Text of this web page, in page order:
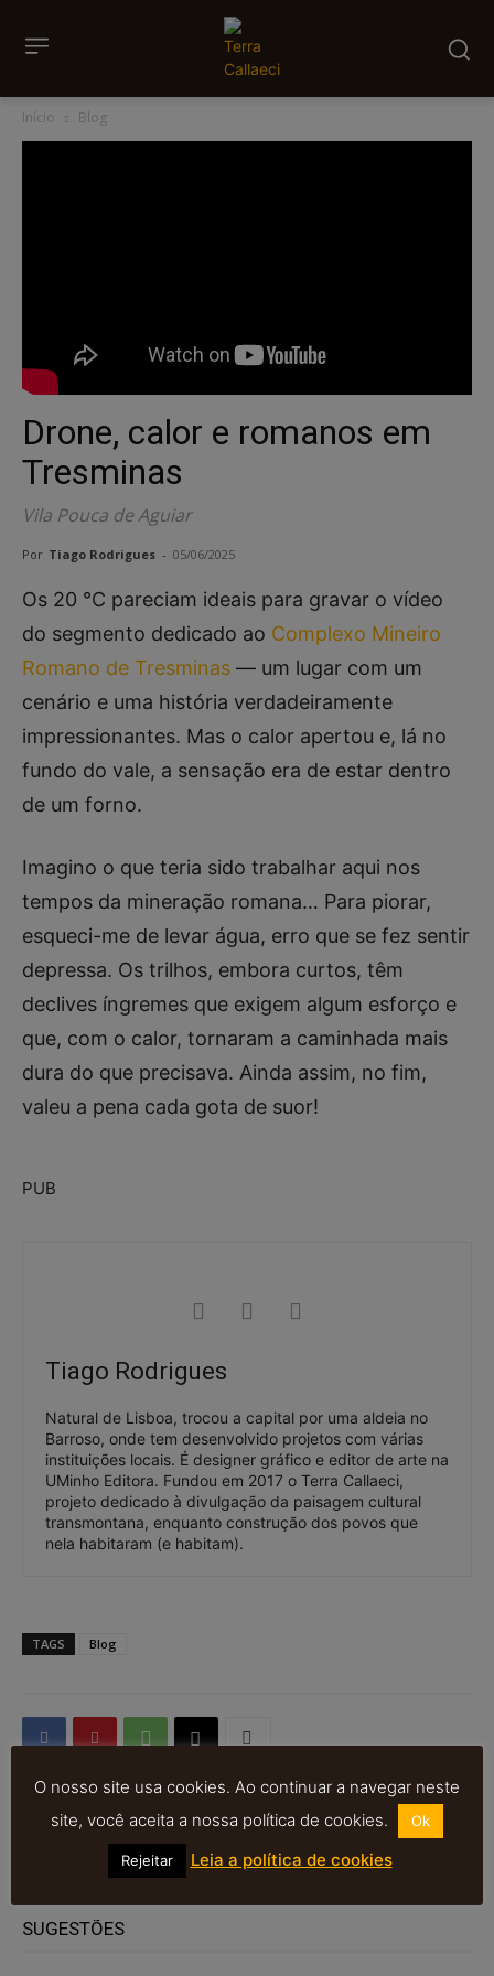
Início Blog
Drone, calor e romanos em
Tresminas
Vila Pouca de Aguiar
Por Tiago Rodrigues - 05/06/2025
Os 20 °C pareciam ideais para gravar o vídeo
do segmento dedicado ao Complexo Mineiro
Romano de Tresminas — um lugar com um
cenário e uma história verdadeiramente
impressionantes. Mas o calor apertou e, lá no
fundo do vale, a sensação era de estar dentro
de um forno.
Imagino o que teria sido trabalhar aqui nos
tempos da mineração romana… Para piorar,
esqueci-me de levar água, erro que se fez sentir
depressa. Os trilhos, embora curtos, têm
declives íngremes que exigem algum esforço e
que, com o calor, tornaram a caminhada mais
dura do que precisava. Ainda assim, no fim,
valeu a pena cada gota de suor!
PUB
Tiago Rodrigues
Natural de Lisboa, trocou a capital por uma aldeia no
Barroso, onde tem desenvolvido projetos com várias
instituições locais. É designer gráfico e editor de arte na
UMinho Editora. Fundou em 2017 o Terra Callaeci,
projeto dedicado à divulgação da paisagem cultural
transmontana, enquanto construção dos povos que
nela habitaram (e habitam).
TAGS Blog
SUGESTÕES
O nosso site usa cookies. Ao continuar a navegar neste
site, você aceita a nossa política de cookies.
Ok
Rejeitar Leia a política de cookies